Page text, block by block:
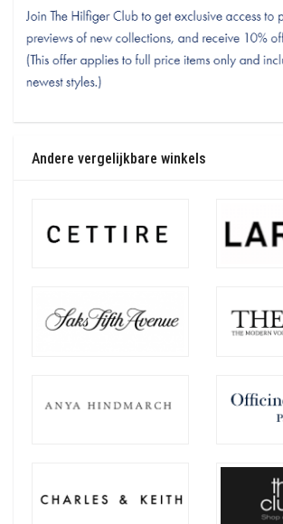
Andere vergelijkbare winkels